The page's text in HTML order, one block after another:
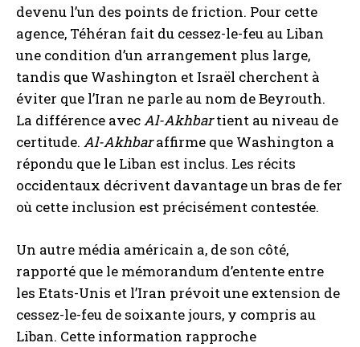
devenu l’un des points de friction. Pour cette
agence, Téhéran fait du cessez-le-feu au Liban
une condition d’un arrangement plus large,
tandis que Washington et Israël cherchent à
éviter que l’Iran ne parle au nom de Beyrouth.
La différence avec Al-Akhbartient au niveau de
certitude. Al-Akhbaraffirme que Washington a
répondu que le Liban est inclus. Les récits
occidentaux décrivent davantage un bras de fer
où cette inclusion est précisément contestée.
Un autre média américain a, de son côté,
rapporté que le mémorandum d’entente entre
les Etats-Unis et l’Iran prévoit une extension de
cessez-le-feu de soixante jours, y compris au
Liban. Cette information rapproche